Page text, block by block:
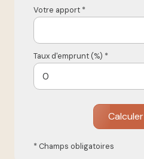
Votre apport *
Taux d'emprunt (%) *
Calculer
* Champs obligatoires